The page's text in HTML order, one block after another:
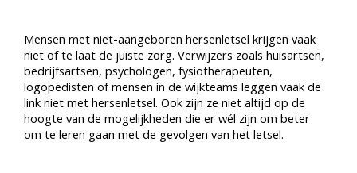
Mensen met niet-aangeboren hersenletsel krijgen vaak
niet of te laat de juiste zorg. Verwijzers zoals huisartsen,
bedrijfsartsen, psychologen, fysiotherapeuten,
logopedisten of mensen in de wijkteams leggen vaak de
link niet met hersenletsel. Ook zijn ze niet altijd op de
hoogte van de mogelijkheden die er wél zijn om beter
om te leren gaan met de gevolgen van het letsel.